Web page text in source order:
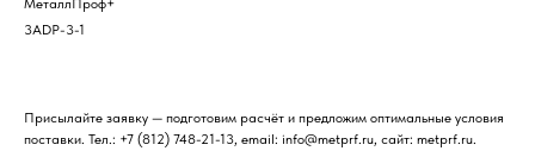
МеталлПроф+
3ADP-3-1
Присылайте заявку — подготовим расчёт и предложим оптимальные условия
поставки. Тел.: +7 (812) 748-21-13, email: info@metprf.ru, сайт: metprf.ru.